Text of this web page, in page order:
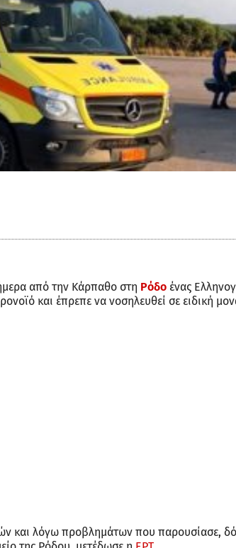
από την Κάρπαθο στη Ρόδο ένας
και έπρεπε να νοσηλευθεί σε ειδική
και λόγω προβλημάτων που παρουσίασε,